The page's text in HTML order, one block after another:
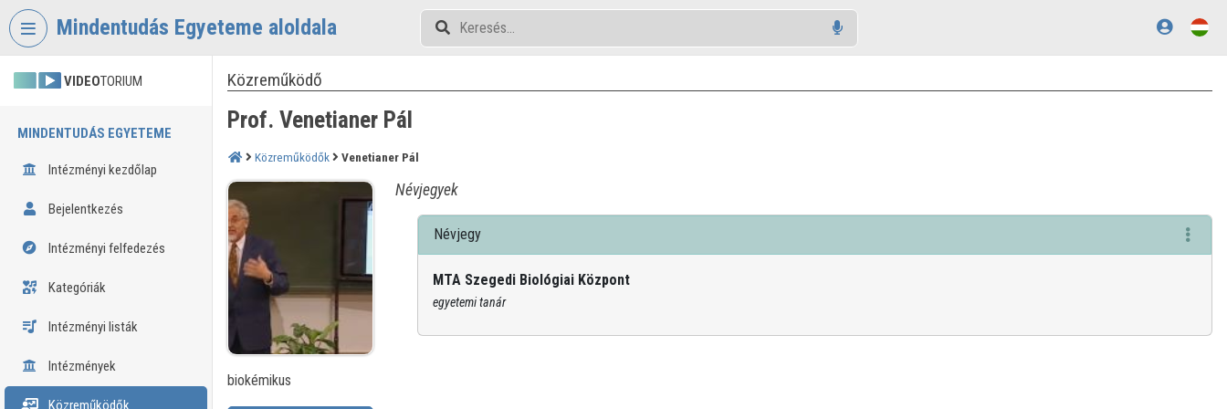
Fejléc kihagyása
Mindentudás Egyeteme aloldala
VIDEOTORIUM
MINDENTUDÁS EGYETEME
Intézményi kezdőlap
Bejelentkezés
Intézményi felfedezés
Kategóriák
Intézményi listák
Intézmények
Közreműködők
Közreműködő
Prof. Venetianer Pál
Közreműködők Venetianer Pál
biokémikus
Névjegyek
Névjegy
MTA Szegedi Biológiai Központ
egyetemi tanár